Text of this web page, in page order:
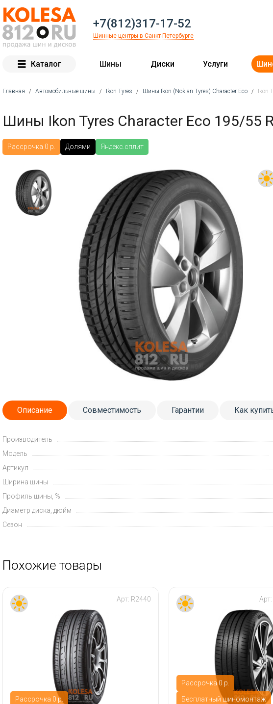
+7(812)317-17-52
Шинные центры в Санкт-Петербурге
Каталог Шины Диски Услуги
Главная / Автомобильные шины / Ikon Tyres / Шины Ikon (Nokian Tyres) Character Eco / Ikon
Шины Ikon Tyres Character Eco 195/55
Рассрочка 0 р. Долями Яндекс.сплит
Описание Совместимость Гарантии Как
Производитель
Модель
Артикул
Ширина шины
Профиль шины, %
Диаметр диска, дюйм
Сезон
Похожие товары
Рассрочка 0 р.
Арт: R2440
Рассрочка 0 р.
Бесплатный шиномонтаж
Арт: